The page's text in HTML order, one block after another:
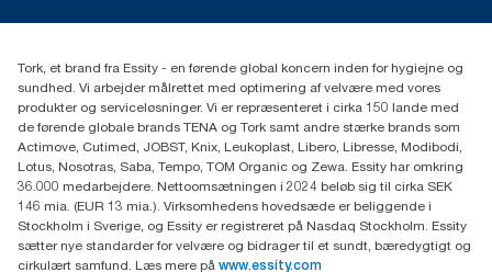
Smiley-rapport
(+45) 48 16 82 44
Professional Hygiene
Gydevang 33
DK-3450 Allerød
Tork, et brand fra Essity - en førende global koncern inden for hygiejne og
sundhed. Vi arbejder målrettet med optimering af velvære med vores
produkter og serviceløsninger. Vi er repræsenteret i cirka 150 lande med
de førende globale brands TENA og Tork samt andre stærke brands som
Actimove, Cutimed, JOBST, Knix, Leukoplast, Libero, Libresse, Modibodi,
Lotus, Nosotras, Saba, Tempo, TOM Organic og Zewa. Essity har omkring
36.000 medarbejdere. Nettoomsætningen i 2024 beløb sig til cirka SEK
146 mia. (EUR 13 mia.). Virksomhedens hovedsæde er beliggende i
Stockholm i Sverige, og Essity er registreret på Nasdaq Stockholm. Essity
sætter nye standarder for velvære og bidrager til et sundt, bæredygtigt og
cirkulært samfund. Læs mere på www.essity.com